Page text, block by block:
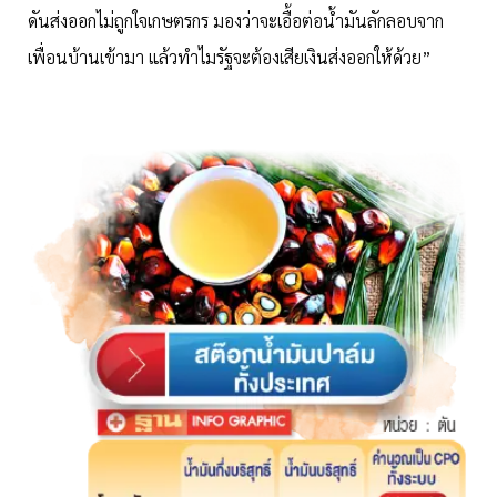
ดันส่งออกไม่ถูกใจเกษตรกร มองว่าจะเอื้อต่อน้ำมันลักลอบจาก
เพื่อนบ้านเข้ามา แล้วทำไมรัฐจะต้องเสียเงินส่งออกให้ด้วย”